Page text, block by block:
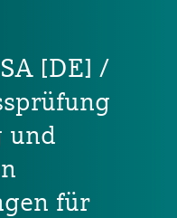
[DE] /
und
für